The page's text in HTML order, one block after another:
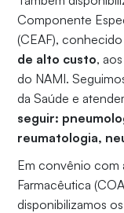
Componente
(CEAF),
de alto custo,
do NAMI.
da Saúde e
seguir:
reumatologia,
Em convênio com
Farmacêutica
disponibilizamos